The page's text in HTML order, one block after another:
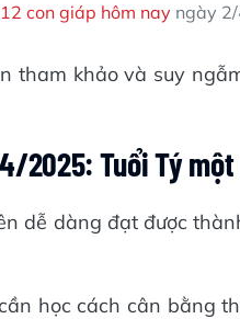
con giáp hôm nay ngày
tham khảo và suy
2025: Tuổi Tý
dễ dàng đạt được
học cách cân bằng